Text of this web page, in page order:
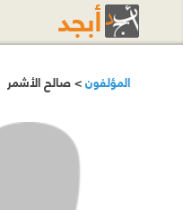
المؤلفون> صالح الأشمر